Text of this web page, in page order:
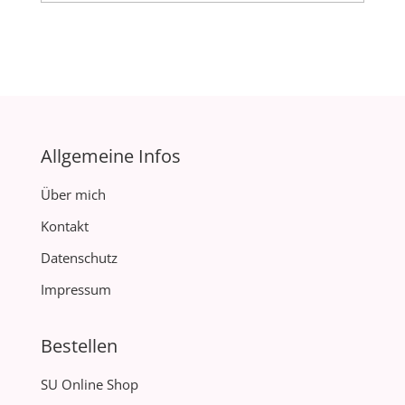
Allgemeine Infos
Über mich
Kontakt
Datenschutz
Impressum
Bestellen
SU Online Shop